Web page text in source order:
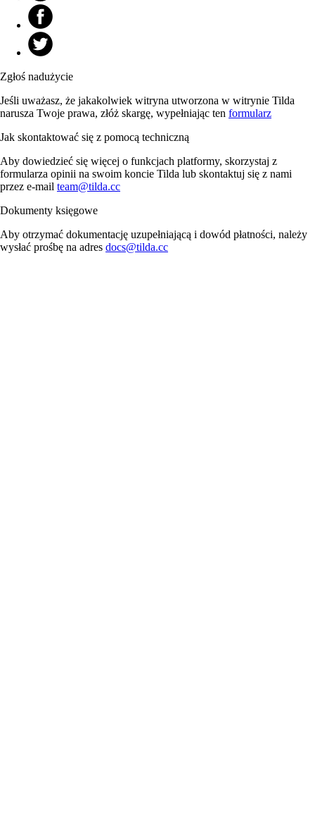
Zgłoś nadużycie
Jeśli uważasz, że jakakolwiek witryna utworzona w witrynie Tilda
narusza Twoje prawa, złóż skargę, wypełniając ten formularz
Jak skontaktować się z pomocą techniczną
Aby dowiedzieć się więcej o funkcjach platformy, skorzystaj z
formularza opinii na swoim koncie Tilda lub skontaktuj się z nami
przez e-mail team@tilda.cc
Dokumenty księgowe
Aby otrzymać dokumentację uzupełniającą i dowód płatności, należy
wysłać prośbę na adres docs@tilda.cc